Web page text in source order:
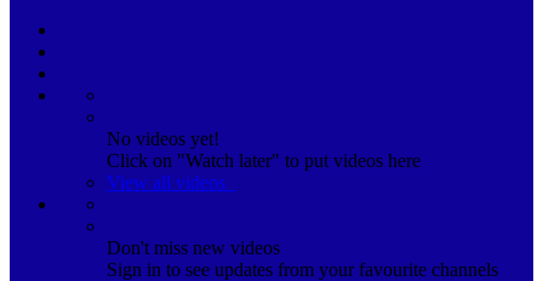
No videos yet!
Click on "Watch later" to put videos here
View all videos
Don't miss new videos
Sign in to see updates from your favourite channels